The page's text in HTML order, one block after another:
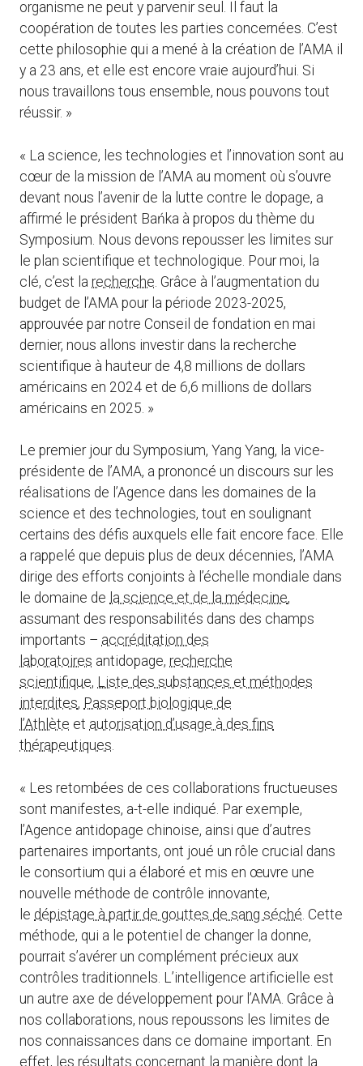
organisme ne peut y parvenir seul. Il faut la
coopération de toutes les parties concernées. C’est
cette philosophie qui a mené à la création de l’AMA il
y a 23 ans, et elle est encore vraie aujourd’hui. Si
nous travaillons tous ensemble, nous pouvons tout
réussir. »
« La science, les technologies et l’innovation sont au
cœur de la mission de l’AMA au moment où s’ouvre
devant nous l’avenir de la lutte contre le dopage, a
affirmé le président Bańka à propos du thème du
Symposium. Nous devons repousser les limites sur
le plan scientifique et technologique. Pour moi, la
clé, c’est la recherche . Grâce à l’augmentation du
budget de l’AMA pour la période 2023-2025,
approuvée par notre Conseil de fondation en mai
dernier, nous allons investir dans la recherche
scientifique à hauteur de 4,8 millions de dollars
américains en 2024 et de 6,6 millions de dollars
américains en 2025. »
Le premier jour du Symposium, Yang Yang, la vice-
présidente de l’AMA, a prononcé un discours sur les
réalisations de l’Agence dans les domaines de la
science et des technologies, tout en soulignant
certains des défis auxquels elle fait encore face. Elle
a rappelé que depuis plus de deux décennies, l’AMA
dirige des efforts conjoints à l’échelle mondiale dans
le domaine de la science et de la médecine,
assumant des responsabilités dans des champs
importants – accréditation des
laboratoires antidopage, recherche
scientifique, Liste des substances et méthodes
interdites, Passeport biologique de
l’Athlète et autorisation d’usage à des fins
thérapeutiques.
« Les retombées de ces collaborations fructueuses
sont manifestes, a-t-elle indiqué. Par exemple,
l’Agence antidopage chinoise, ainsi que d’autres
partenaires importants, ont joué un rôle crucial dans
le consortium qui a élaboré et mis en œuvre une
nouvelle méthode de contrôle innovante,
le dépistage à partir de gouttes de sang séché . Cette
méthode, qui a le potentiel de changer la donne,
pourrait s’avérer un complément précieux aux
contrôles traditionnels. L’intelligence artificielle est
un autre axe de développement pour l’AMA. Grâce à
nos collaborations, nous repoussons les limites de
nos connaissances dans ce domaine important. En
effet, les résultats concernant la manière dont la